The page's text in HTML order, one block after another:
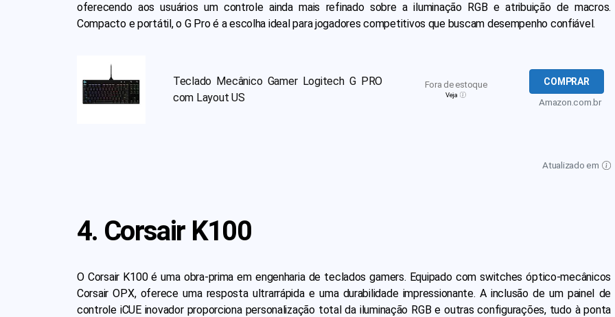
oferecendo aos usuários um controle ainda mais refinado sobre a iluminação RGB e atribuição de macros.
Compacto e portátil, o G Pro é a escolha ideal para jogadores competitivos que buscam desempenho confiável.
Teclado Mecânico Gamer Logitech G PRO
com Layout US
Fora de estoque
Veja
COMPRAR
Amazon.com.br
Atualizado em
4. Corsair K100
O Corsair K100 é uma obra-prima em engenharia de teclados gamers. Equipado com switches óptico-mecânicos
Corsair OPX, oferece uma resposta ultrarrápida e uma durabilidade impressionante. A inclusão de um painel de
controle iCUE inovador proporciona personalização total da iluminação RGB e outras configurações, tudo à ponta